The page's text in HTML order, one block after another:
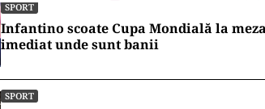
SPORT
Infantino scoate Cupa Mondială la
imediat unde sunt banii
SPORT